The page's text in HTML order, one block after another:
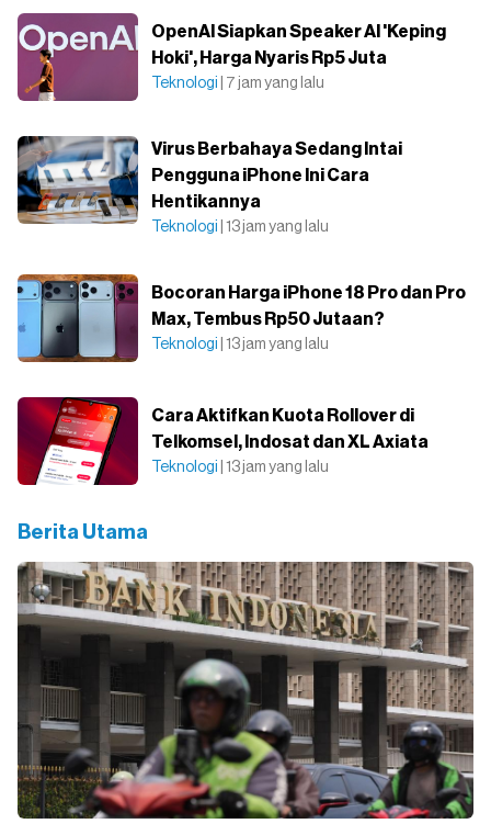
OpenAI Siapkan Speaker AI 'Keping
Hoki', Harga Nyaris Rp5 Juta
Teknologi | 7 jam yang lalu
Virus Berbahaya Sedang Intai
Pengguna iPhone Ini Cara
Hentikannya
Teknologi | 13 jam yang lalu
Bocoran Harga iPhone 18 Pro dan Pro
Max, Tembus Rp50 Jutaan?
Teknologi | 13 jam yang lalu
Cara Aktifkan Kuota Rollover di
Telkomsel, Indosat dan XL Axiata
Teknologi | 13 jam yang lalu
Berita Utama